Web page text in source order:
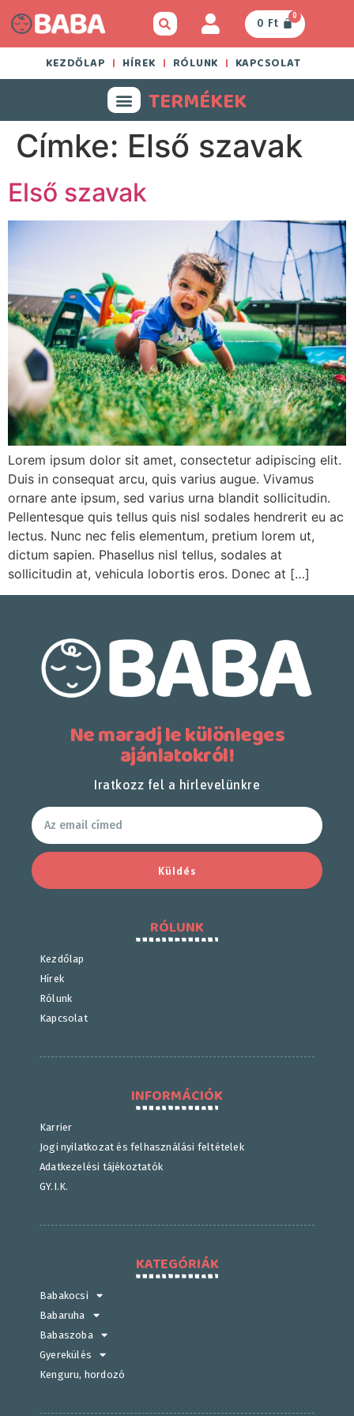
0 Ft
0
KEZDŐLAP HÍREK RÓLUNK KAPCSOLAT
TERMÉKEK
Címke: Első szavak
Első szavak
Lorem ipsum dolor sit amet, consectetur adipiscing elit.
Duis in consequat arcu, quis varius augue. Vivamus
ornare ante ipsum, sed varius urna blandit sollicitudin.
Pellentesque quis tellus quis nisl sodales hendrerit eu ac
lectus. Nunc nec felis elementum, pretium lorem ut,
dictum sapien. Phasellus nisl tellus, sodales at
sollicitudin at, vehicula lobortis eros. Donec at […]
Ne maradj le különleges
ajánlatokról!
Iratkozz fel a hírlevelünkre
Küldés
RÓLUNK
Kezdőlap
Hírek
Rólunk
Kapcsolat
INFORMÁCIÓK
Karrier
Jogi nyilatkozat és felhasználási feltételek
Adatkezelési tájékoztatók
GY.I.K.
KATEGÓRIÁK
Babakocsi
Babaruha
Babaszoba
Gyerekülés
Kenguru, hordozó